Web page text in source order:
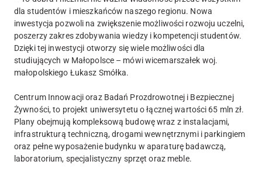
dla studentów i mieszkańców naszego regionu. Nowa
inwestycja pozwoli na zwiększenie możliwości rozwoju uczelni,
poszerzy zakres zdobywania wiedzy i kompetencji studentów.
Dzięki tej inwestycji otworzy się wiele możliwości dla
studiujących w Małopolsce – mówi wicemarszałek woj.
małopolskiego Łukasz Smółka.
Centrum Innowacji oraz Badań Prozdrowotnej i Bezpiecznej
Żywności, to projekt uniwersytetu o łącznej wartości 65 mln zł.
Plany obejmują kompleksową budowę wraz z instalacjami,
infrastrukturą techniczną, drogami wewnętrznymi i parkingiem
oraz pełne wyposażenie budynku w aparaturę badawczą,
laboratorium, specjalistyczny sprzęt oraz meble.